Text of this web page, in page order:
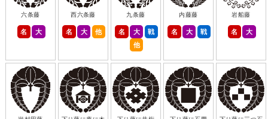
六条藤
名 大
西六条藤
名 大 他
九条藤
名 大
戦
他
内藤藤
名 大 戦
岩船藤
名 大